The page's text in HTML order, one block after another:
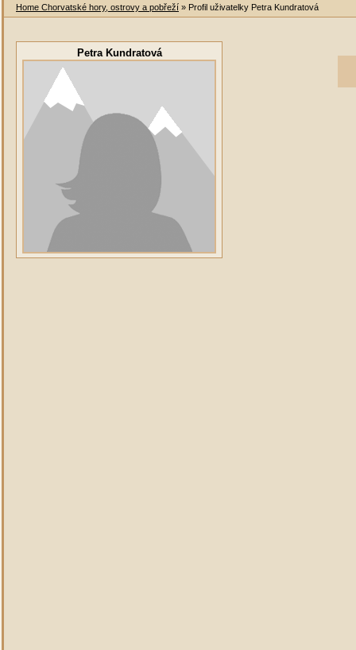
Home Chorvatské hory, ostrovy a pobřeží » Profil uživatelky Petra Kundratová
Petra Kundratová